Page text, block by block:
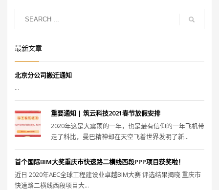
最新文章
北京分公司搬迁通知
...
重要通知 | 筑云科技2021春节放假安排
2020年这是大震荡的一年，也是最有信仰的一年飞机带
走了科比，曼巴精神却在天空飞着世界发明了新...
首个国际BIM大奖重庆市快速路二横线西段PPP项目获奖啦！
近日 2020年AEC全球工程建设业卓越BIM大赛 评选结果揭晓 重庆市
快速路二横线西段项目大...